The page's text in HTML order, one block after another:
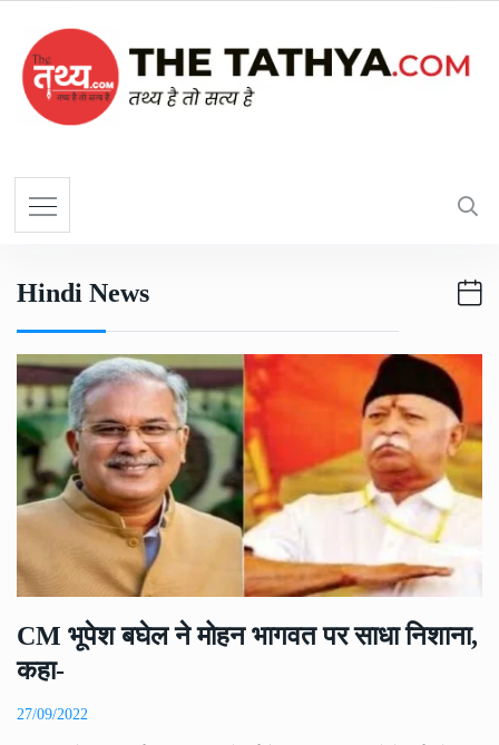
Hindi News
CM भूपेश बघेल ने मोहन भागवत पर साधा निशाना,
कहा-
27/09/2022